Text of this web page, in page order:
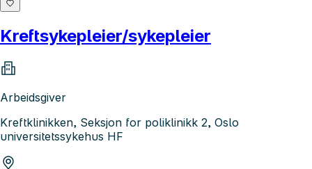
Kreftsykepleier/sykepleier
Arbeidsgiver
Kreftklinikken, Seksjon for poliklinikk 2, Oslo
universitetssykehus HF